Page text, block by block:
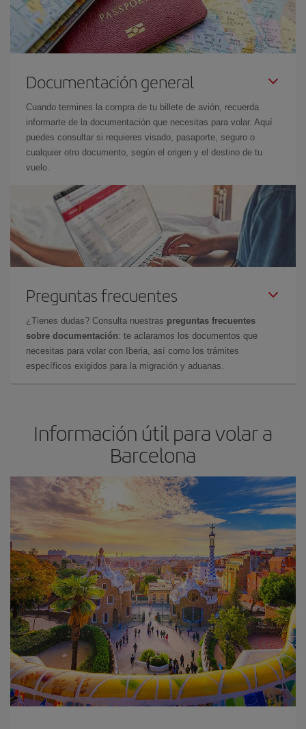
Documentación general
Cuando termines la compra de tu billete de avión, recuerda
informarte de la documentación que necesitas para volar. Aquí
puedes consultar si requieres visado, pasaporte, seguro o
cualquier otro documento, según el origen y el destino de tu
vuelo.
Preguntas frecuentes
¿Tienes dudas? Consulta nuestras preguntas frecuentes
sobre documentación: te aclaramos los documentos que
necesitas para volar con Iberia, así como los trámites
específicos exigidos para la migración y aduanas.
Información útil para volar a
Barcelona